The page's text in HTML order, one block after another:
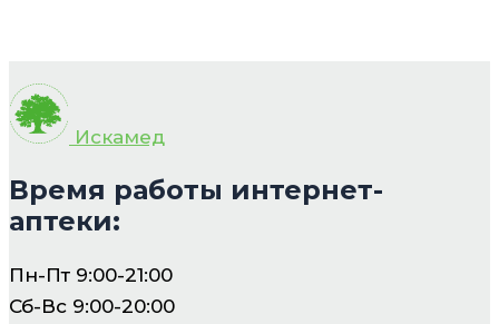
Искамед
Время работы интернет-
аптеки:
Пн-Пт 9:00-21:00
Сб-Вс 9:00-20:00